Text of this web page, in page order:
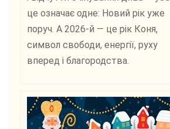
це означає одне: Новий рік уже
поруч. А 2026-й — це рік Коня,
символ свободи, енергії, руху
вперед і благородства.